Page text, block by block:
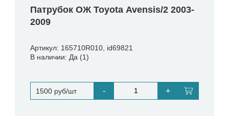
Патрубок ОЖ Toyota Avensis/2 2003-
2009
Артикул: 165710R010, id69821
В наличии: Да (1)
1500 руб/шт - +